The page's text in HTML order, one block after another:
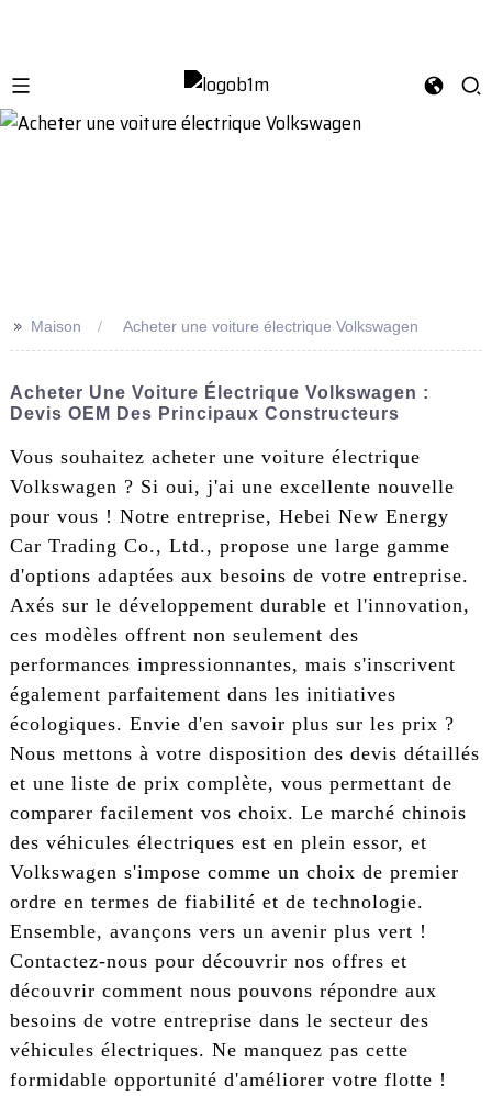
>> Maison Acheter une voiture électrique Volkswagen
Acheter Une Voiture Électrique Volkswagen :
Devis OEM Des Principaux Constructeurs
Vous souhaitez acheter une voiture électrique
Volkswagen ? Si oui, j'ai une excellente nouvelle
pour vous ! Notre entreprise, Hebei New Energy
Car Trading Co., Ltd., propose une large gamme
d'options adaptées aux besoins de votre entreprise.
Axés sur le développement durable et l'innovation,
ces modèles offrent non seulement des
performances impressionnantes, mais s'inscrivent
également parfaitement dans les initiatives
écologiques. Envie d'en savoir plus sur les prix ?
Nous mettons à votre disposition des devis détaillés
et une liste de prix complète, vous permettant de
comparer facilement vos choix. Le marché chinois
des véhicules électriques est en plein essor, et
Volkswagen s'impose comme un choix de premier
ordre en termes de fiabilité et de technologie.
Ensemble, avançons vers un avenir plus vert !
Contactez-nous pour découvrir nos offres et
découvrir comment nous pouvons répondre aux
besoins de votre entreprise dans le secteur des
véhicules électriques. Ne manquez pas cette
formidable opportunité d'améliorer votre flotte !